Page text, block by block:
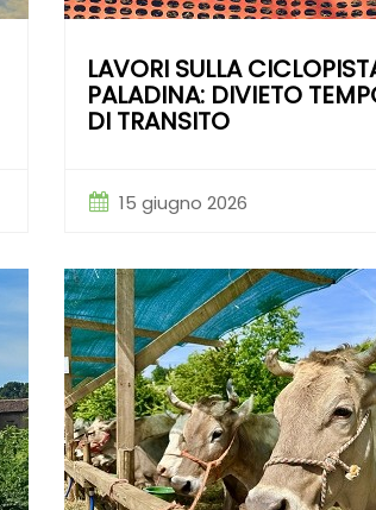
LAVORI SULLA
PALADINA: DIVIETO
DI TRANSITO
15 giugno 2026